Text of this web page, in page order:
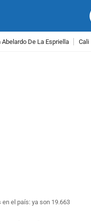
Abelardo De La Espriella Cali
el país: ya son 19.663